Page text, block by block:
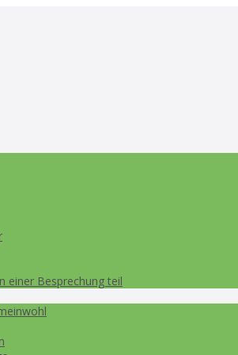
einer Besprechung teil